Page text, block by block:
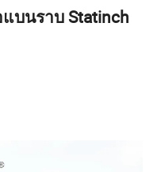
บนราบ Statinch